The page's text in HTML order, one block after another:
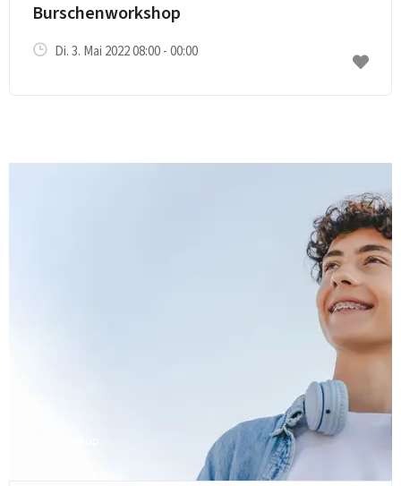
Burschenworkshop
Di. 3. Mai 2022 08:00 - 00:00